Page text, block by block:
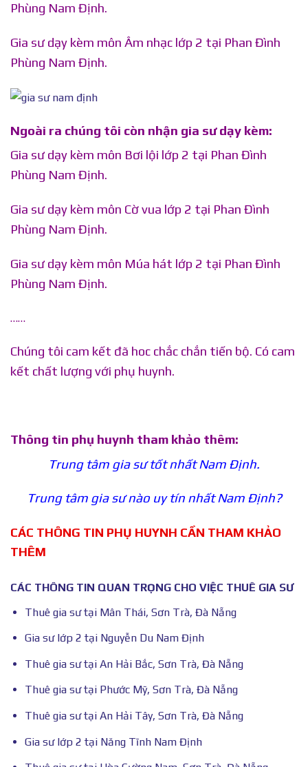
Phùng Nam Định.
Gia sư dạy kèm môn Âm nhạc lớp 2 tại Phan Đình
Phùng Nam Định.
Ngoài ra chúng tôi còn nhận gia sư dạy kèm:
Gia sư dạy kèm môn Bơi lội lớp 2 tại Phan Đình
Phùng Nam Định.
Gia sư dạy kèm môn Cờ vua lớp 2 tại Phan Đình
Phùng Nam Định.
Gia sư dạy kèm môn Múa hát lớp 2 tại Phan Đình
Phùng Nam Định.
……
Chúng tôi cam kết đã hoc chắc chắn tiến bộ. Có cam
kết chất lượng với phụ huynh.
Thông tin phụ huynh tham khảo thêm:
Trung tâm gia sư tốt nhất Nam Định.
Trung tâm gia sư nào uy tín nhất Nam Định?
CÁC THÔNG TIN PHỤ HUYNH CẦN THAM KHẢO
THÊM
CÁC THÔNG TIN QUAN TRỌNG CHO VIỆC THUÊ GIA SƯ
Thuê gia sư tại Mân Thái, Sơn Trà, Đà Nẵng
Gia sư lớp 2 tại Nguyễn Du Nam Định
Thuê gia sư tại An Hải Bắc, Sơn Trà, Đà Nẵng
Thuê gia sư tại Phước Mỹ, Sơn Trà, Đà Nẵng
Thuê gia sư tại An Hải Tây, Sơn Trà, Đà Nẵng
Gia sư lớp 2 tại Năng Tĩnh Nam Định